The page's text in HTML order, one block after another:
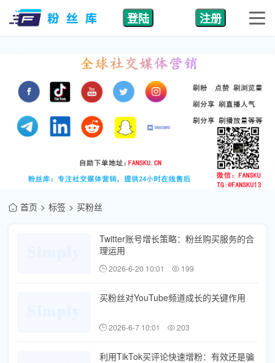
登陆 注册
首页 标签 买粉丝
Twitter账号增长策略：粉丝购买服务的合
理运用
2026-6-20 10:01 199
买粉丝对YouTube频道成长的关键作用
2026-6-7 10:01 203
利用TikTok买评论快速增粉：有效还是骗